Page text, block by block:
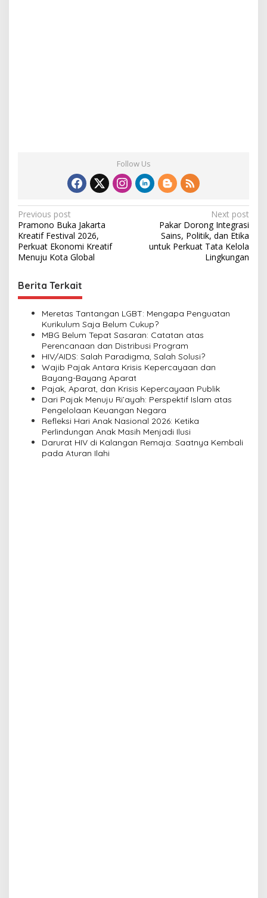
Follow Us
P
o
s
t
n
a
Previous post
Pramono Buka Jakarta
Kreatif Festival 2026,
Perkuat Ekonomi Kreatif
Menuju Kota Global
Next post
Pakar Dorong Integrasi
Sains, Politik, dan Etika
untuk Perkuat Tata Kelola
Lingkungan
Berita Terkait
Meretas Tantangan LGBT: Mengapa Penguatan
Kurikulum Saja Belum Cukup?
MBG Belum Tepat Sasaran: Catatan atas
Perencanaan dan Distribusi Program
HIV/AIDS: Salah Paradigma, Salah Solusi?
Wajib Pajak Antara Krisis Kepercayaan dan
Bayang-Bayang Aparat
Pajak, Aparat, dan Krisis Kepercayaan Publik
Dari Pajak Menuju Ri’ayah: Perspektif Islam atas
Pengelolaan Keuangan Negara
Refleksi Hari Anak Nasional 2026: Ketika
Perlindungan Anak Masih Menjadi Ilusi
Darurat HIV di Kalangan Remaja: Saatnya Kembali
pada Aturan Ilahi